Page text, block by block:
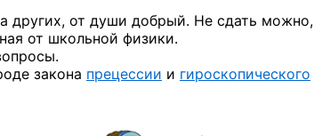
других, от души добрый. Не сдать можно,
от школьной физики.
закона прецессии и гироскопического